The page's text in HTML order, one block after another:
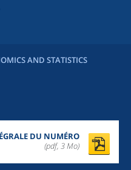
AND STATISTICS
DU NUMÉRO
(pdf, 3 Mo)